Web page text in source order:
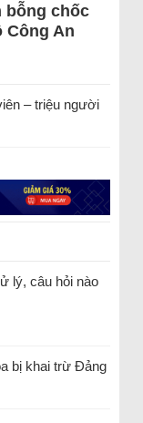
bỗng chốc
An
– triệu người
lý, câu hỏi nào
bị khai trừ Đảng